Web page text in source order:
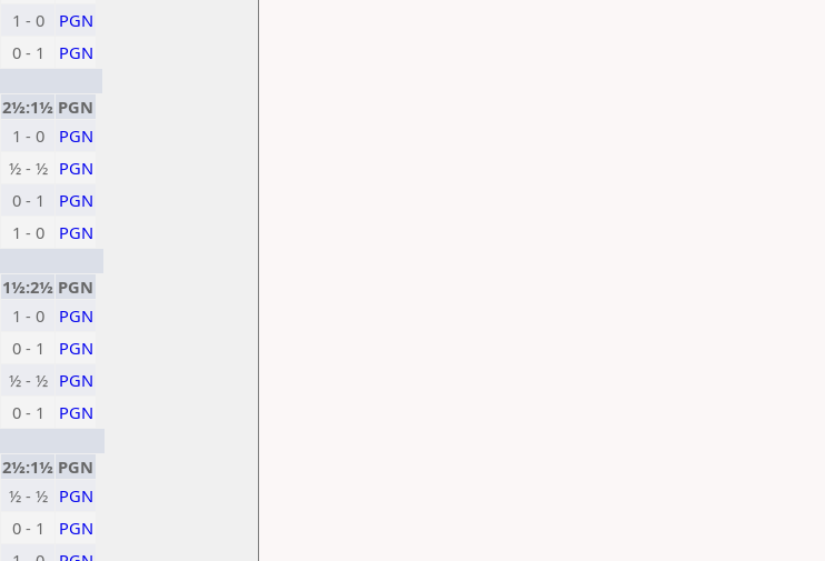
1 - 0
PGN
0 - 1
PGN
2½:1½ PGN
1 - 0
PGN
½ - ½ PGN
0 - 1
PGN
1 - 0
PGN
1½:2½ PGN
1 - 0
PGN
0 - 1
PGN
½ - ½ PGN
0 - 1
PGN
2½:1½ PGN
½ - ½ PGN
0 - 1
PGN